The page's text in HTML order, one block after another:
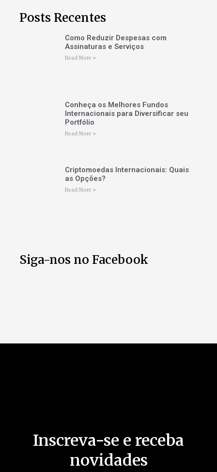
Posts Recentes
Como Reduzir Despesas com
Assinaturas e Serviços
Read More »
Conheça os Melhores Fundos
Internacionais para Diversificar seu
Portfólio
Read More »
Criptomoedas Internacionais: Quais
as Opções?
Read More »
Siga-nos no Facebook
Inscreva-se e receba
novidades